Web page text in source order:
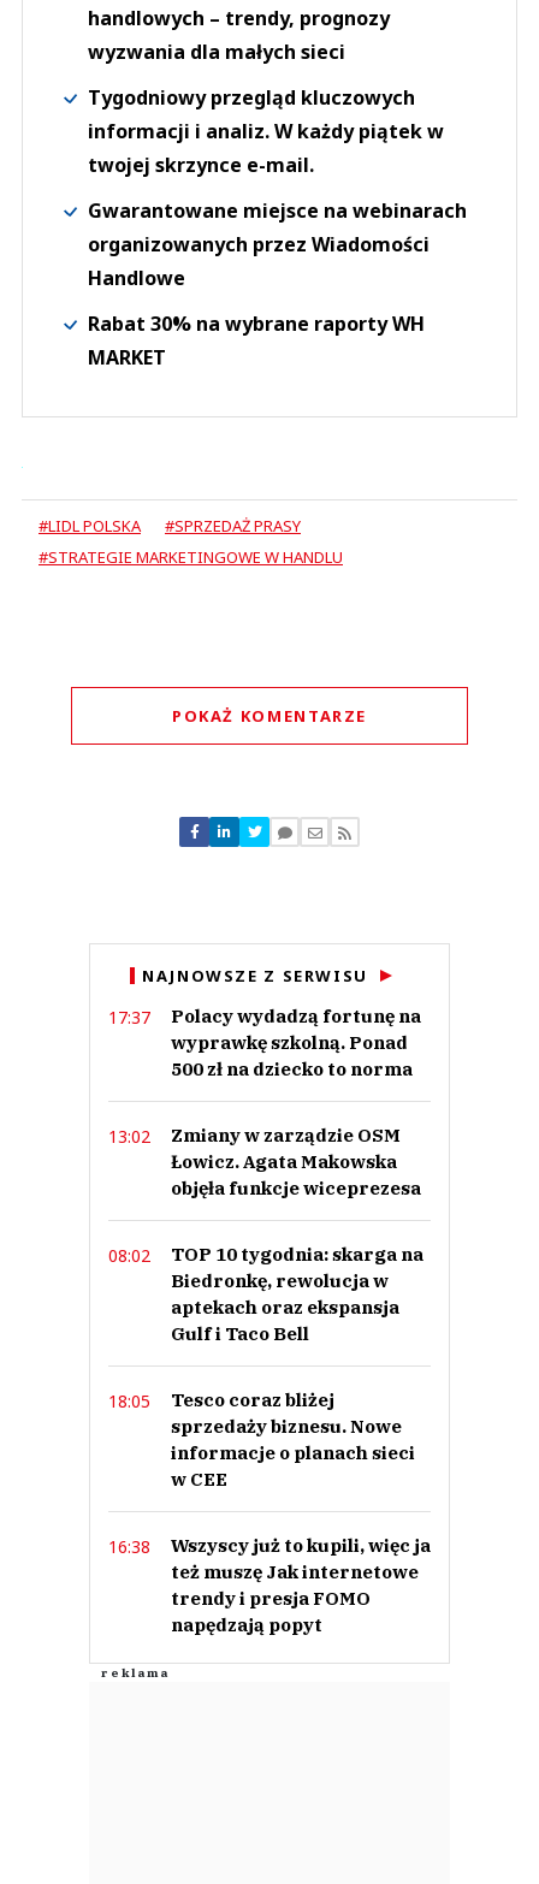
handlowych – trendy, prognozy
wyzwania dla małych sieci
Tygodniowy przegląd kluczowych
informacji i analiz. W każdy piątek w
twojej skrzynce e-mail.
Gwarantowane miejsce na webinarach
organizowanych przez Wiadomości
Handlowe
Rabat 30% na wybrane raporty WH
MARKET
#LIDL POLSKA
#SPRZEDAŻ PRASY
#STRATEGIE MARKETINGOWE W HANDLU
POKAŻ KOMENTARZE
Nie znaleziono komentarzy
Zostaw swoje komentarze
NAJNOWSZE Z SERWISU
17:37
Polacy wydadzą fortunę na
wyprawkę szkolną. Ponad
500 zł na dziecko to norma
13:02
Zmiany w zarządzie OSM
Łowicz. Agata Makowska
objęła funkcje wiceprezesa
08:02
TOP 10 tygodnia: skarga na
Biedronkę, rewolucja w
aptekach oraz ekspansja
Gulf i Taco Bell
18:05
Tesco coraz bliżej
sprzedaży biznesu. Nowe
informacje o planach sieci
w CEE
16:38
Wszyscy już to kupili, więc ja
też muszę Jak internetowe
trendy i presja FOMO
napędzają popyt